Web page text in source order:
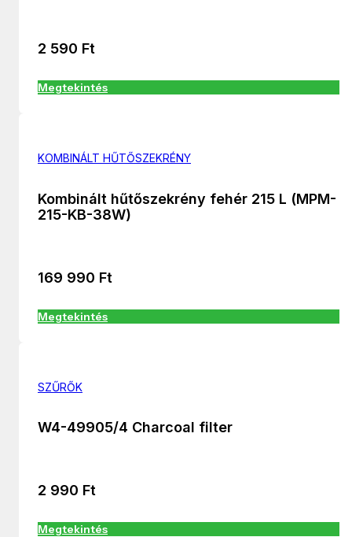
2 590 Ft
Megtekintés
KOMBINÁLT HŰTŐSZEKRÉNY
Kombinált hűtőszekrény fehér 215 L (MPM-
215-KB-38W)
169 990 Ft
Megtekintés
SZŰRŐK
W4-49905/4 Charcoal filter
2 990 Ft
Megtekintés